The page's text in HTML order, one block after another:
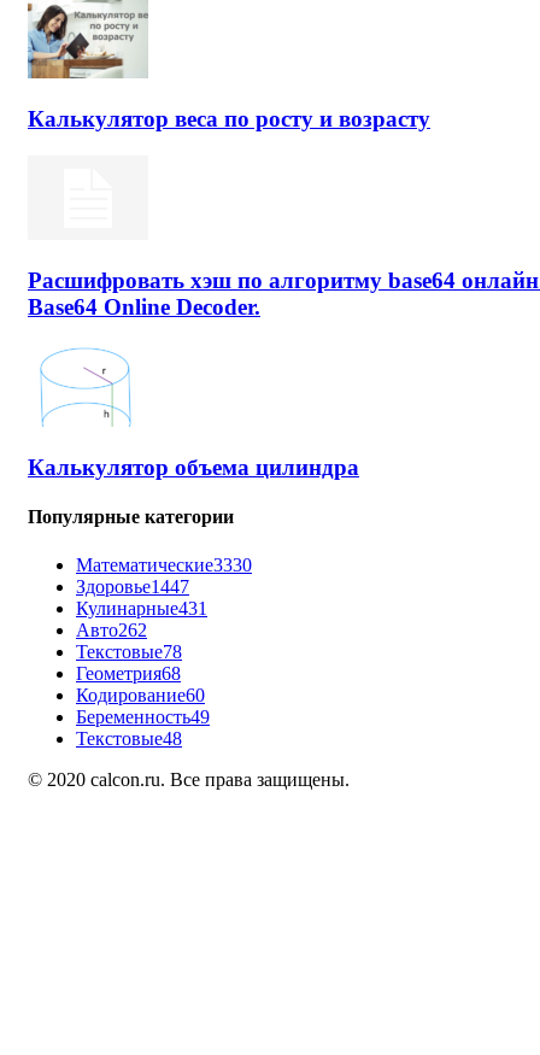
Калькулятор веса по росту и возрасту
Расшифровать хэш по алгоритму base64
Base64 Online Decoder.
Калькулятор объема цилиндра
Популярные категории
Математические3330
Здоровье1447
Кулинарные431
Авто262
Текстовые78
Геометрия68
Кодирование60
Беременность49
Текстовые48
© 2020 calcon.ru. Все права защищены.